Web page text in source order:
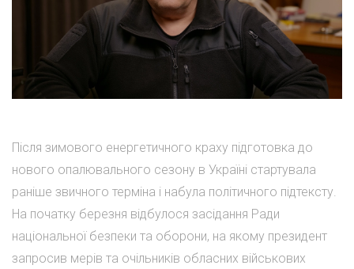
Після зимового енергетичного краху підготовка до
нового опалювального сезону в Україні стартувала
раніше звичного терміна і набула політичного підтексту.
На початку березня відбулося засідання Ради
національної безпеки та оборони, на якому президент
запросив мерів та очільників обласних військових